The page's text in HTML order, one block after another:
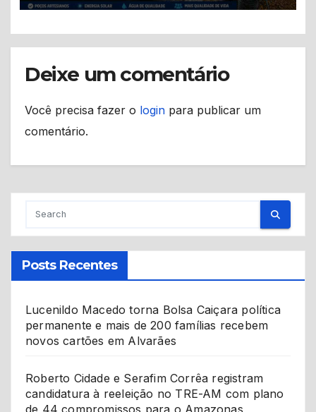
Deixe um comentário
Você precisa fazer o login para publicar um
comentário.
Posts Recentes
Lucenildo Macedo torna Bolsa Caiçara política
permanente e mais de 200 famílias recebem
novos cartões em Alvarães
Roberto Cidade e Serafim Corrêa registram
candidatura à reeleição no TRE-AM com plano